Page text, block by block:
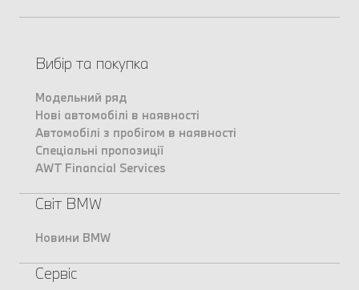
Вибір та покупка
Модельний ряд
Нові автомобілі в наявності
Автомобілі з пробігом в наявності
Спеціальні пропозиції
AWT Financial Services
Світ BMW
Новини BMW
Сервіс